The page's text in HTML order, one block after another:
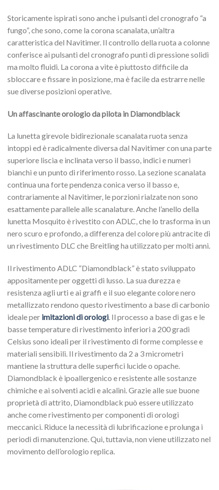
Storicamente ispirati sono anche i pulsanti del cronografo “a
fungo”, che sono, come la corona scanalata, un’altra
caratteristica del Navitimer. Il controllo della ruota a colonne
conferisce ai pulsanti del cronografo punti di pressione solidi
ma molto fluidi. La corona a vite è piuttosto difficile da
sbloccare e fissare in posizione, ma è facile da estrarre nelle
sue diverse posizioni operative.
Un affascinante orologio da pilota in Diamondblack
La lunetta girevole bidirezionale scanalata ruota senza
intoppi ed è radicalmente diversa dal Navitimer con una parte
superiore liscia e inclinata verso il basso, indici e numeri
bianchi e un punto di riferimento rosso. La sezione scanalata
continua una forte pendenza conica verso il basso e,
contrariamente al Navitimer, le porzioni rialzate non sono
esattamente parallele alle scanalature. Anche l’anello della
lunetta Mosquito è rivestito con ADLC, che lo trasforma in un
nero scuro e profondo, a differenza del colore più antracite di
un rivestimento DLC che Breitling ha utilizzato per molti anni.
Il rivestimento ADLC “Diamondblack” è stato sviluppato
appositamente per oggetti di lusso. La sua durezza e
resistenza agli urti e ai graffi e il suo elegante colore nero
metallizzato rendono questo rivestimento a base di carbonio
ideale per imitazioni di orologi. Il processo a base di gas e le
basse temperature di rivestimento inferiori a 200 gradi
Celsius sono ideali per il rivestimento di forme complesse e
materiali sensibili. Il rivestimento da 2 a 3 micrometri
mantiene la struttura delle superfici lucide o opache.
Diamondblack è ipoallergenico e resistente alle sostanze
chimiche e ai solventi acidi e alcalini. Grazie alle sue buone
proprietà di attrito, Diamondblack può essere utilizzato
anche come rivestimento per componenti di orologi
meccanici. Riduce la necessità di lubrificazione e prolunga i
periodi di manutenzione. Qui, tuttavia, non viene utilizzato nel
movimento dell’orologio replica.